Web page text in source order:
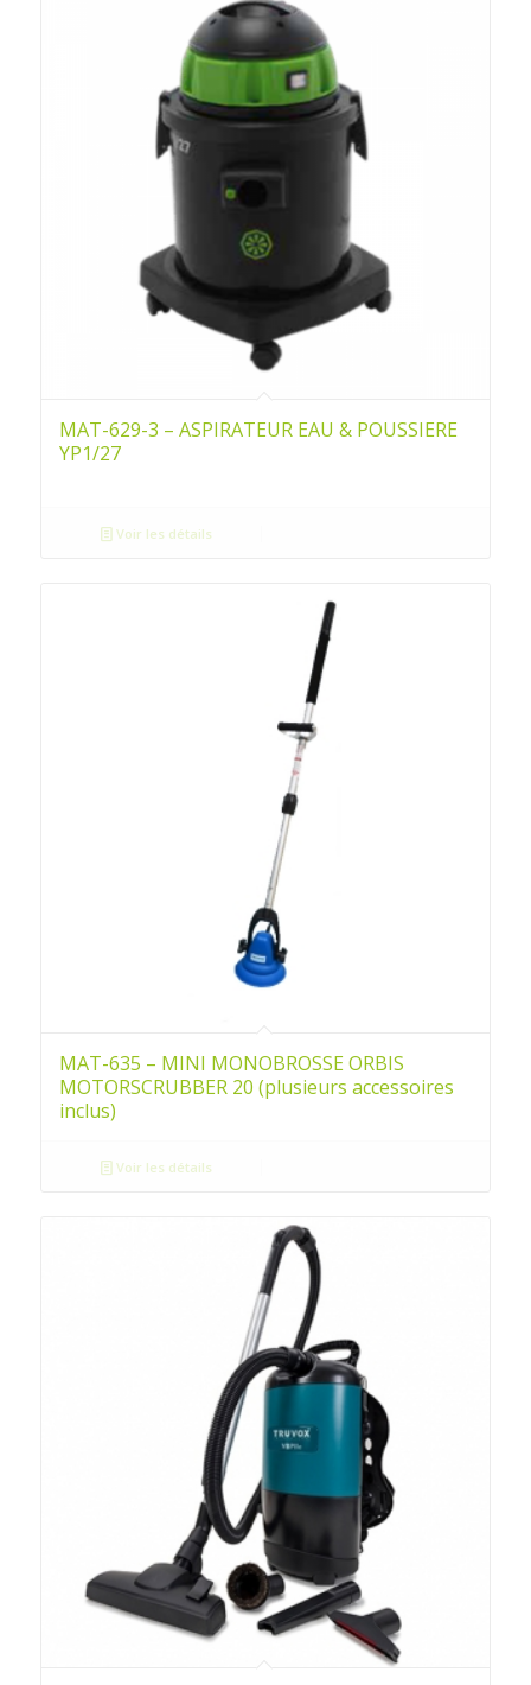
MAT-629-3 – ASPIRATEUR EAU & POUSSIERE
YP1/27
Voir les détails
MAT-635 – MINI MONOBROSSE ORBIS
MOTORSCRUBBER 20 (plusieurs accessoires
inclus)
Voir les détails